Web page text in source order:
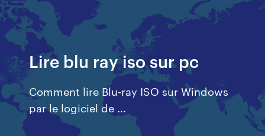
Lire blu ray iso sur pc
Comment lire Blu-ray ISO sur Windows
par le logiciel de ...